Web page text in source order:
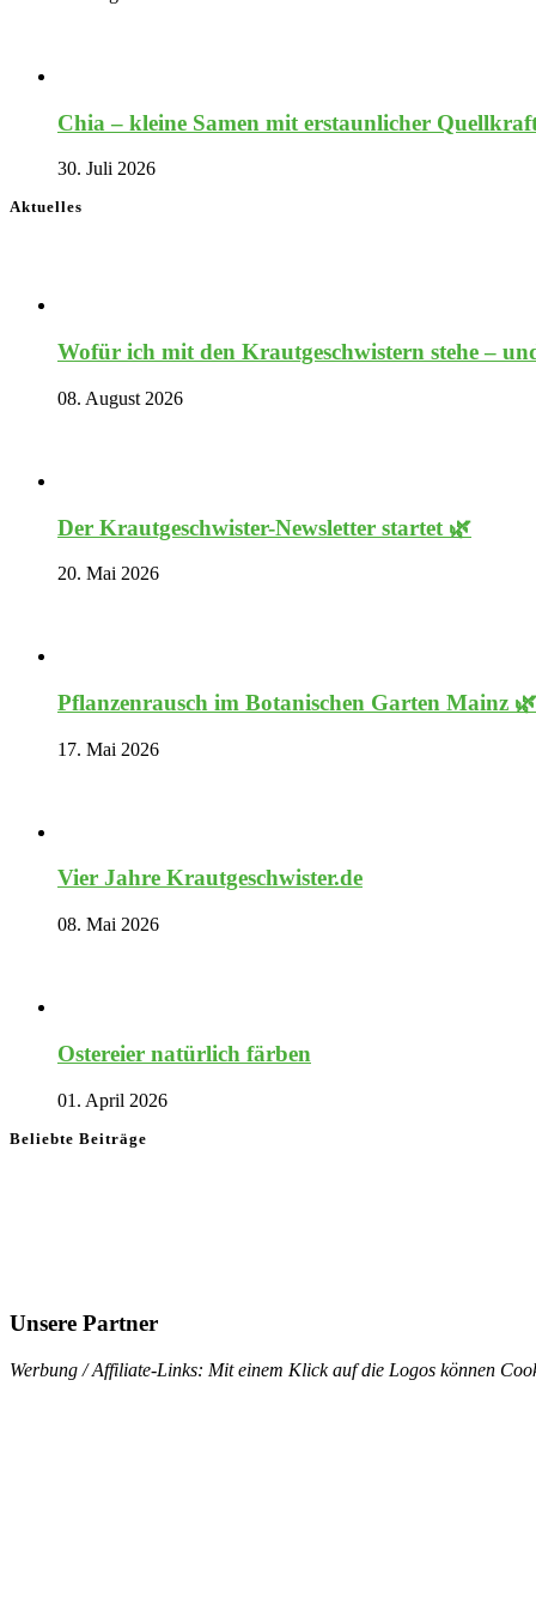
Chia – kleine Samen mit erstaunlicher
30. Juli 2026
Aktuelles
Wofür ich mit den Krautgeschwistern stehe –
08. August 2026
Der Krautgeschwister-Newsletter startet 🌿
20. Mai 2026
Pflanzenrausch im Botanischen Garten Mainz 🌿
17. Mai 2026
Vier Jahre Krautgeschwister.de
08. Mai 2026
Ostereier natürlich färben
01. April 2026
Beliebte Beiträge
Unsere Partner
Werbung / Affiliate-Links: Mit einem Klick auf die Logos können